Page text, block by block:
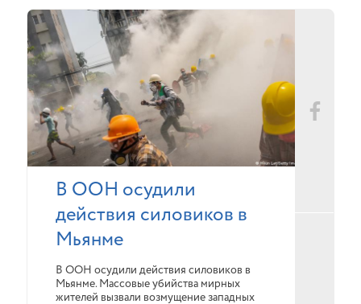
В ООН осудили
действия силовиков в
Мьянме
В ООН осудили действия силовиков в
Мьянме. Массовые убийства мирных
жителей вызвали возмущение западных